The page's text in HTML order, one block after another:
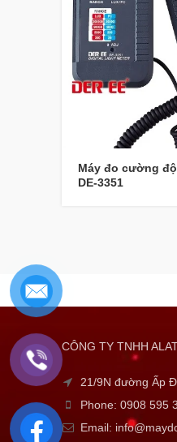
Máy đo cường
DE-3351
CÔNG TY TNHH
21/9N đường Ấp
Phone: 0908 595
Email: